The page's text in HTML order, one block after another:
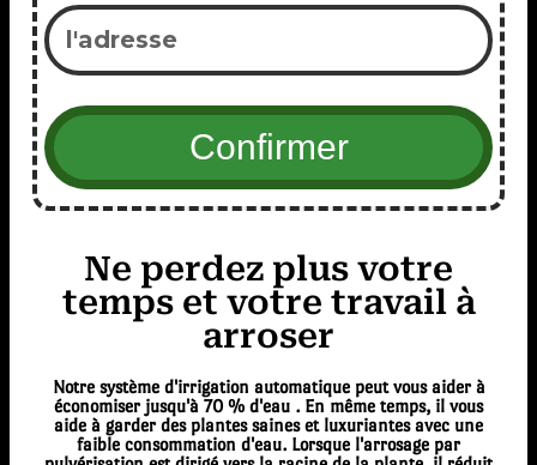
Ne perdez plus votre
temps et votre travail à
arroser
Notre système d'irrigation automatique peut vous aider à
économiser jusqu'à 70 % d'eau . En même temps, il vous
aide à garder des plantes saines et luxuriantes avec une
faible consommation d'eau. Lorsque l'arrosage par